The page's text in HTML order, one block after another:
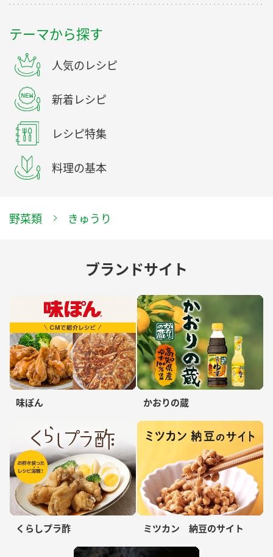
テーマから探す
人気のレシピ
新着レシピ
レシピ特集
料理の基本
野菜類 きゅうり
ブランドサイト
味ぽん かおりの蔵
くらしプラ酢 ミツカン 納豆のサイト